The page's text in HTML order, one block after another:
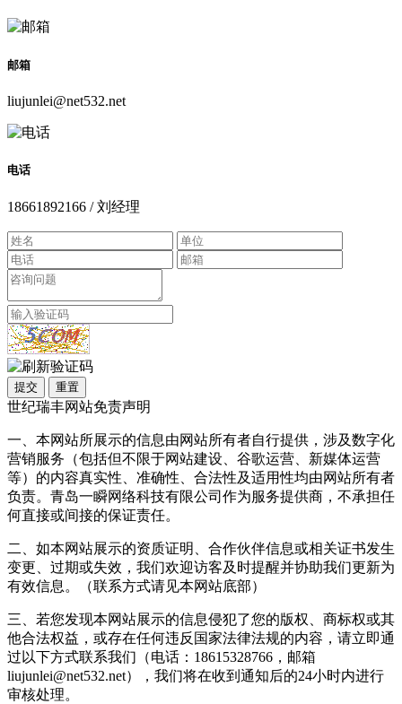
邮箱
liujunlei@net532.net
电话
18661892166 / 刘经理
提交 重置
世纪瑞丰网站免责声明
一、本网站所展示的信息由网站所有者自行提供，涉及数字化
营销服务（包括但不限于网站建设、谷歌运营、新媒体运营
等）的内容真实性、准确性、合法性及适用性均由网站所有者
负责。青岛一瞬网络科技有限公司作为服务提供商，不承担任
何直接或间接的保证责任。
二、如本网站展示的资质证明、合作伙伴信息或相关证书发生
变更、过期或失效，我们欢迎访客及时提醒并协助我们更新为
有效信息。（联系方式请见本网站底部）
三、若您发现本网站展示的信息侵犯了您的版权、商标权或其
他合法权益，或存在任何违反国家法律法规的内容，请立即通
过以下方式联系我们（电话：18615328766，邮箱
liujunlei@net532.net），我们将在收到通知后的24小时内进行
审核处理。